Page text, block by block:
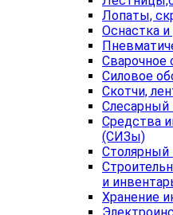
Лопаты,
Оснастка
Сварочное
Силовое
Скотчи,
Слесарный
Средства
(СИЗы)
Столярный
и
Хранение